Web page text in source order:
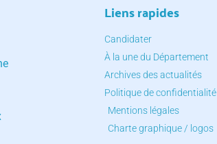
Liens rapides
Candidater
À la une du Département
Archives des actualités
Politique de confidentialité
Mentions légales
Charte graphique / logos